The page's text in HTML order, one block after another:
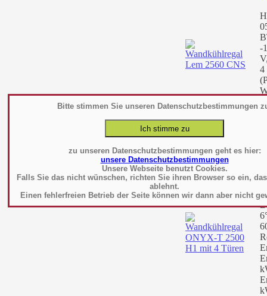
Bitte stimmen Sie unseren Datenschutzbestimmungen
zu unseren Datenschutzbestimmungen geht es hier:
unsere Datenschutzbestimmungen
Unsere Webseite benutzt Cookies.
Falls Sie das nicht wünschen, richten Sie ihren Browser so ein,
ablehnt.
Einen fehlerfreien Betrieb der Seite können wir dann aber nicht
-
4